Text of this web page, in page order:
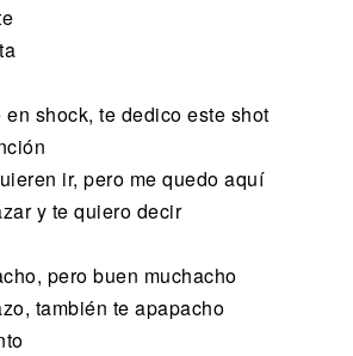
shock, te dedico este shot
ir, pero me quedo aquí
y te quiero decir
pero buen muchacho
también te apapacho